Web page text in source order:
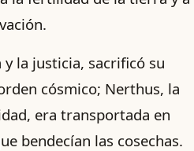
la justicia, sacrificó su
cósmico; Nerthus, la
era transportada en
bendecían las cosechas.